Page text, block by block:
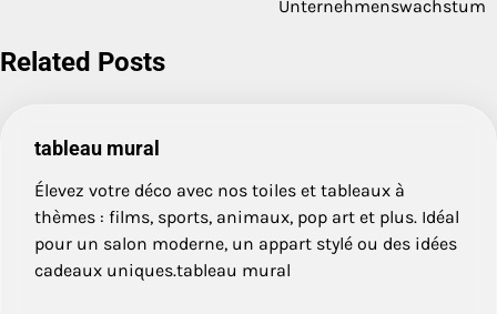
Unternehmenswachstum
Related Posts
tableau mural
Élevez votre déco avec nos toiles et tableaux à
thèmes : films, sports, animaux, pop art et plus. Idéal
pour un salon moderne, un appart stylé ou des idées
cadeaux uniques.tableau mural